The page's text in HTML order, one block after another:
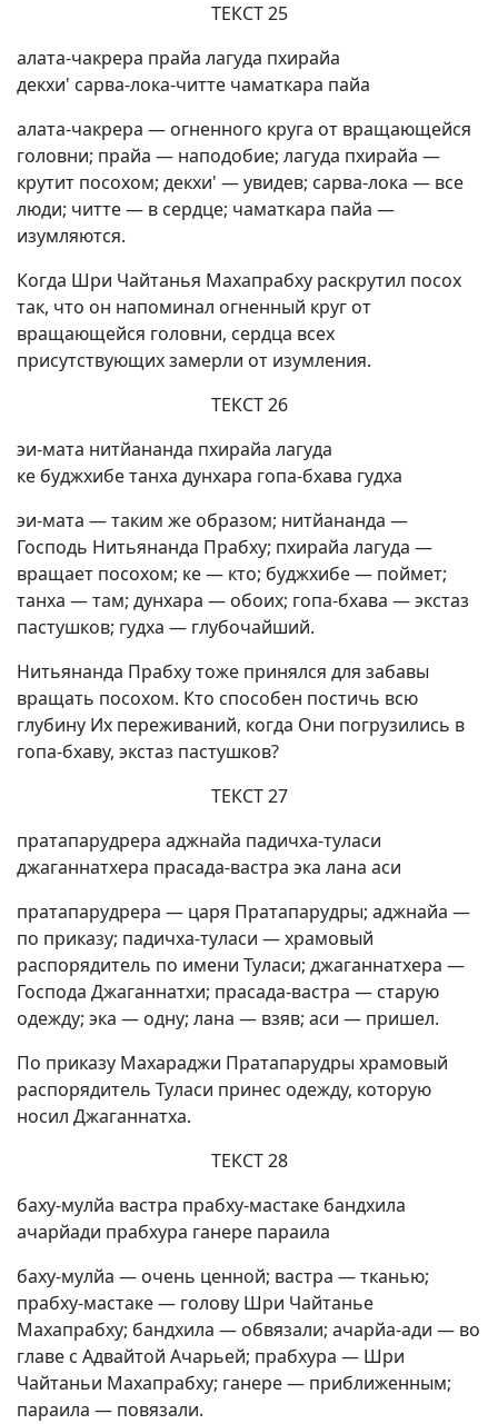
ТЕКСТ 25
алата-чакрера прайа лагуда пхирайа
декхи' сарва-лока-читте чаматкара пайа
алата-чакрера — огненного круга от вращающейся
головни; прайа — наподобие; лагуда пхирайа —
крутит посохом; декхи' — увидев; сарва-лока — все
люди; читте — в сердце; чаматкара пайа —
изумляются.
Когда Шри Чайтанья Махапрабху раскрутил посох
так, что он напоминал огненный круг от
вращающейся головни, сердца всех
присутствующих замерли от изумления.
ТЕКСТ 26
эи-мата нитйананда пхирайа лагуда
ке буджхибе танха дунхара гопа-бхава гудха
эи-мата — таким же образом; нитйананда —
Господь Нитьянанда Прабху; пхирайа лагуда —
вращает посохом; ке — кто; буджхибе — поймет;
танха — там; дунхара — обоих; гопа-бхава — экстаз
пастушков; гудха — глубочайший.
Нитьянанда Прабху тоже принялся для забавы
вращать посохом. Кто способен постичь всю
глубину Их переживаний, когда Они погрузились в
гопа-бхаву, экстаз пастушков?
ТЕКСТ 27
пратапарудрера аджнайа падичха-туласи
джаганнатхера прасада-вастра эка лана аси
пратапарудрера — царя Пратапарудры; аджнайа —
по приказу; падичха-туласи — храмовый
распорядитель по имени Туласи; джаганнатхера —
Господа Джаганнатхи; прасада-вастра — старую
одежду; эка — одну; лана — взяв; аси — пришел.
По приказу Махараджи Пратапарудры храмовый
распорядитель Туласи принес одежду, которую
носил Джаганнатха.
ТЕКСТ 28
баху-мулйа вастра прабху-мастаке бандхила
ачарйади прабхура ганере параила
баху-мулйа — очень ценной; вастра — тканью;
прабху-мастаке — голову Шри Чайтанье
Махапрабху; бандхила — обвязали; ачарйа-ади — во
главе с Адвайтой Ачарьей; прабхура — Шри
Чайтаньи Махапрабху; ганере — приближенным;
параила — повязали.